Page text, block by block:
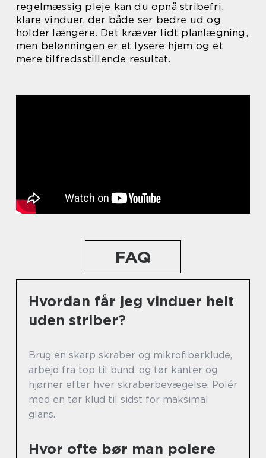
regelmæssig pleje kan du opnå stribefri,
klare vinduer, der både ser bedre ud og
holder længere. Det kræver lidt planlægning,
men belønningen er et lysere hjem og et
mere tilfredsstillende resultat.
FAQ
Hvordan får jeg vinduer helt
uden striber?
Brug en skarp skraber og mikrofiberklude,
arbejd fra top til bund, og tør kanter og
hjørner efter hver skraberbevægelse. Polér
med en tør klud til sidst for maksimal
glans.
Hvor ofte bør man polere